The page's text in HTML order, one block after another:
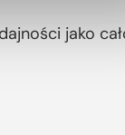
jako